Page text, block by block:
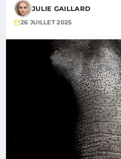
JULIE GAILLARD
26 JUILLET 2025